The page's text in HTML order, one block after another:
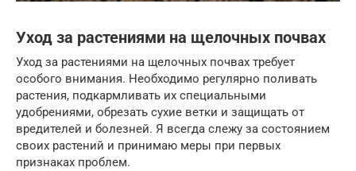
Уход за растениями на щелочных почвах
Уход за растениями на щелочных почвах требует
особого внимания. Необходимо регулярно поливать
растения, подкармливать их специальными
удобрениями, обрезать сухие ветки и защищать от
вредителей и болезней. Я всегда слежу за состоянием
своих растений и принимаю меры при первых
признаках проблем.